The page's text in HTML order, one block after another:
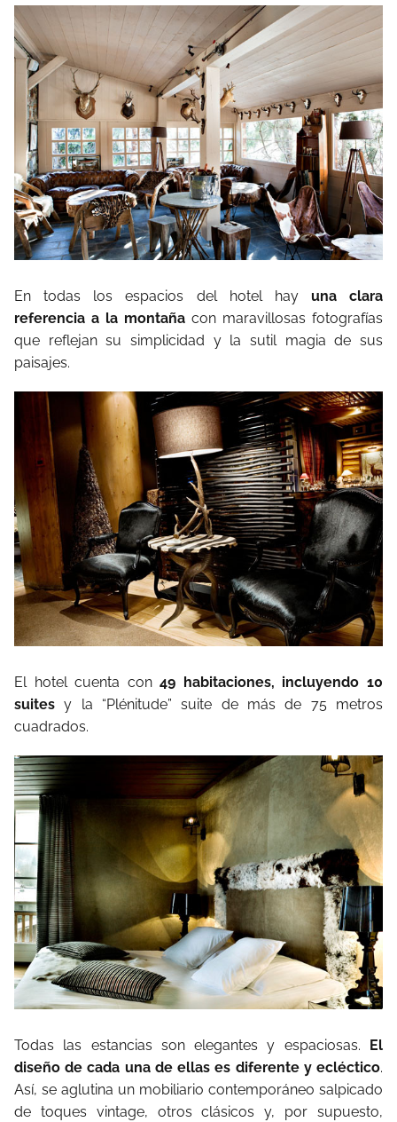
En todas los espacios del hotel hay una clara
referencia a la montaña con maravillosas fotografías
que reflejan su simplicidad y la sutil magia de sus
paisajes.
El hotel cuenta con49 habitaciones, incluyendo 10
suites y la “Plénitude” suite de más de 75 metros
cuadrados.
Todas las estancias son elegantes y espaciosas.
El
diseño de cada una de ellas es diferente y ecléctico.
Así, se aglutina un mobiliario contemporáneo salpicado
de toques vintage, otros clásicos y, por supuesto,